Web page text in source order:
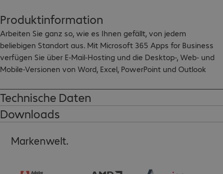
Produktinformation
Arbeiten Sie ganz so, wie es Ihnen gefällt, von jedem
beliebigen Standort aus. Mit Microsoft 365 Apps for Business
verfügen Sie über E-Mail-Hosting und die Desktop-, Web- und
Mobile-Versionen von Word, Excel, PowerPoint und Outlook
durchstarten und wachsen zu lassen. Die Anwendungen sind
stets aktuell  Siemüssen Sich niemals Gedanken über veraltete
Versionen machen.
Technische Daten
Downloads
Markenwelt.